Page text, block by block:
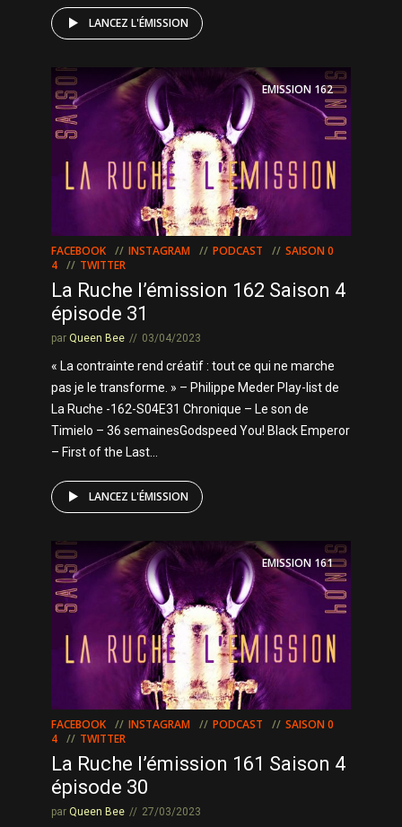
LANCEZ L'ÉMISSION
EMISSION 162
FACEBOOK INSTAGRAM PODCAST
SAISON 0
4
TWITTER
La Ruche l’émission 162 Saison 4
épisode 31
par Queen Bee 03/04/2023
« La contrainte rend créatif : tout ce qui ne marche
pas je le transforme. » – Philippe Meder Play-list de
La Ruche -162-S04E31 Chronique – Le son de
Timielo – 36 semainesGodspeed You! Black Emperor
– First of the Last...
LANCEZ L'ÉMISSION
EMISSION 161
FACEBOOK INSTAGRAM PODCAST
SAISON 0
4
TWITTER
La Ruche l’émission 161 Saison 4
épisode 30
par Queen Bee 27/03/2023